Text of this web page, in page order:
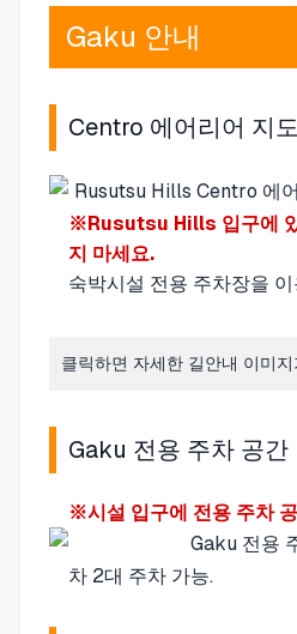
Gaku 안내
Centro 에어리어 지
※Rusutsu Hills 입구에
지 마세요.
숙박시설 전용 주차장을 이
클릭하면 자세한 길안내 이미
Gaku 전용 주차 공간
※시설 입구에 전용 주차
차 2대 주차 가능.